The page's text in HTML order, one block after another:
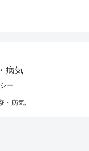
病気
ー
・病気.